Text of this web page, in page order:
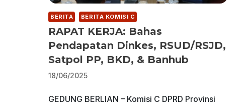
BERITA BERITA KOMISI C
RAPAT KERJA: Bahas
Pendapatan Dinkes, RSUD/RSJD,
Satpol PP, BKD, & Banhub
18/06/2025
GEDUNG BERLIAN – Komisi C DPRD Provinsi